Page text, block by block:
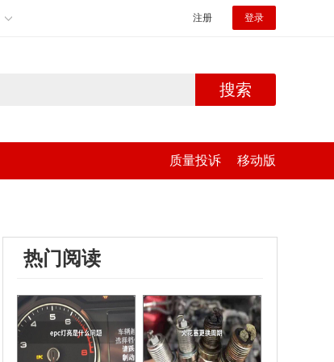
注册 登录
搜索
质量投诉 移动版
热门阅读